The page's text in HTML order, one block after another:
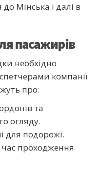
Мінська і далі в
пасажирів
необхідно
компанії
про:
та
огляду.
для подорожі.
проходження